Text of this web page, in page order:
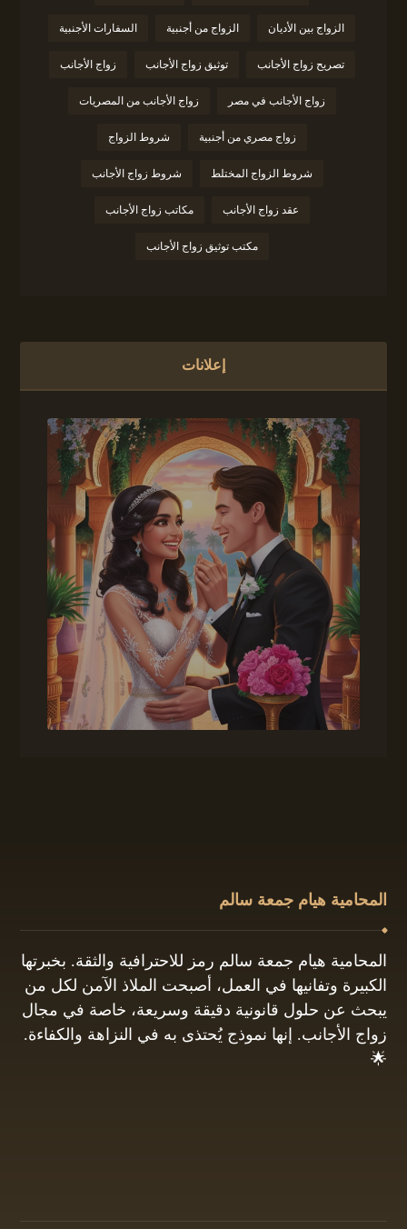
الزواج بين الأديان الزواج من أجنبية السفارات الأجنبية
تصريح زواج الأجانب توثيق زواج الأجانب زواج الأجانب
زواج الأجانب في مصر زواج الأجانب من المصريات
زواج مصري من أجنبية شروط الزواج
شروط الزواج المختلط شروط زواج الأجانب
عقد زواج الأجانب مكاتب زواج الأجانب
مكتب توثيق زواج الأجانب
إعلانات
المحامية هيام جمعة سالم
المحامية هيام جمعة سالم رمز للاحترافية والثقة. بخبرتها
الكبيرة وتفانيها في العمل، أصبحت الملاذ الآمن لكل من
يبحث عن حلول قانونية دقيقة وسريعة، خاصة في مجال
زواج الأجانب. إنها نموذج يُحتذى به في النزاهة والكفاءة.
🌟